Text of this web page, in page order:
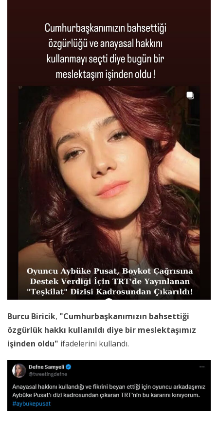
Burcu Biricik, "Cumhurbaşkanımızın bahsettiği
özgürlük hakkı kullanıldı diye bir meslektaşımız
işinden oldu" ifadelerini kullandı.